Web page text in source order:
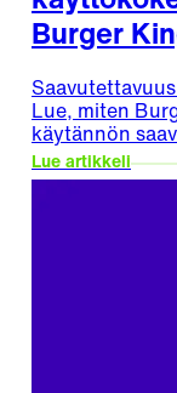
Burger
Lue, miten
käytännön
Lue artikkeli